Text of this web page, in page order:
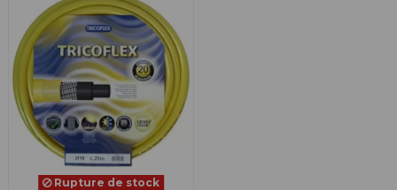
Rupture de stock